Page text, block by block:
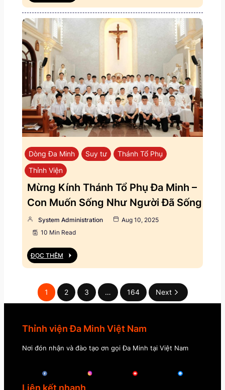
Dòng Đa Minh Suy tư
Thánh Tổ Phụ
Thỉnh Viện
Mừng Kính Thánh Tổ Phụ Đa Minh –
Con Muốn Sống Như Người Đã Sống
System Administration
Aug 10, 2025
10 Min Read
ĐỌC THÊM
1 2 3 … 164 Next
Thỉnh viện Đa Minh Việt Nam
Nơi đón nhận và đào tạo ơn gọi Đa Minh tại Việt Nam
Liên kết nhanh